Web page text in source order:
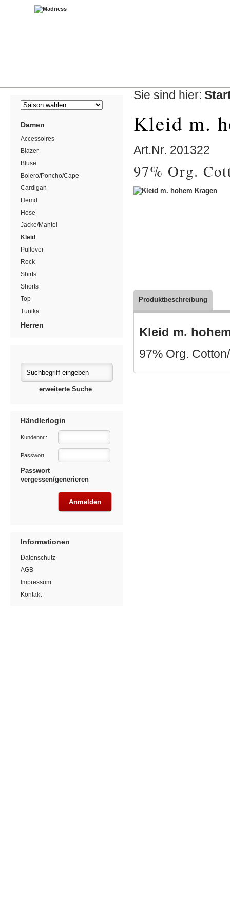
Damen
Accessoires
Blazer
Bluse
Bolero/Poncho/Cape
Cardigan
Hemd
Hose
Jacke/Mantel
Kleid
Pullover
Rock
Shirts
Shorts
Top
Tunika
Herren
erweiterte Suche
Händlerlogin
Kundennr.:
Passwort:
Passwort
vergessen/generieren
Informationen
Datenschutz
AGB
Impressum
Kontakt
Sie sind hier:
Kleid m.
Art.Nr. 201322
97% Org.
Produktbeschreibung
Kleid m.
97% Org.